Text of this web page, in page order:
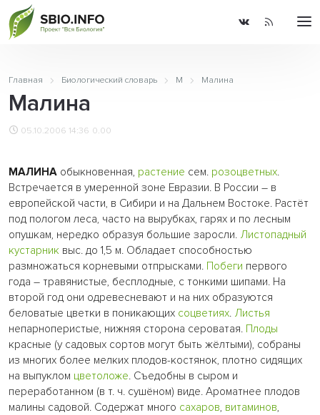
Главная Биологический словарь М Малина
Малина
05.10.2006 14:36 0.00
МАЛИНА обыкновенная, растение сем. розоцветных.
Встречается в умеренной зоне Евразии. В России – в
европейской части, в Сибири и на Дальнем Востоке. Растёт
под пологом леса, часто на вырубках, гарях и по лесным
опушкам, нередко образуя большие заросли. Листопадный
кустарник выс. до 1,5 м. Обладает способностью
размножаться корневыми отпрысками. Побеги первого
года – травянистые, бесплодные, с тонкими шипами. На
второй год они одревесневают и на них образуются
беловатые цветки в поникающих соцветиях. Листья
непарноперистые, нижняя сторона сероватая. Плоды
красные (у садовых сортов могут быть жёлтыми), собраны
из многих более мелких плодов-костянок, плотно сидящих
на выпуклом цветоложе. Съедобны в сыром и
переработанном (в т. ч. сушёном) виде. Ароматнее плодов
малины садовой. Содержат много сахаров, витаминов,